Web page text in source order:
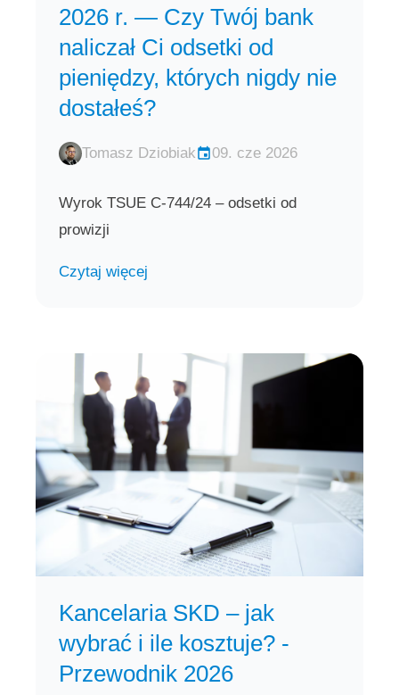
2026 r. — Czy Twój bank
naliczał Ci odsetki od
pieniędzy, których nigdy nie
dostałeś?
Tomasz Dziobiak 09. cze 2026
Wyrok TSUE C-744/24 – odsetki od
prowizji
Czytaj więcej
Kancelaria SKD – jak
wybrać i ile kosztuje? -
Przewodnik 2026